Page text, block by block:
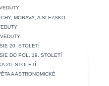
MORAVA, A SLEZSKO
20. STOLETÍ
DO POL. 19. STOLETÍ
20. STOLETÍ
A ASTRONOMICKÉ